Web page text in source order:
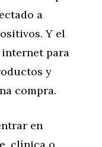
a
Y el
internet para
y
compra.
en
clínica o